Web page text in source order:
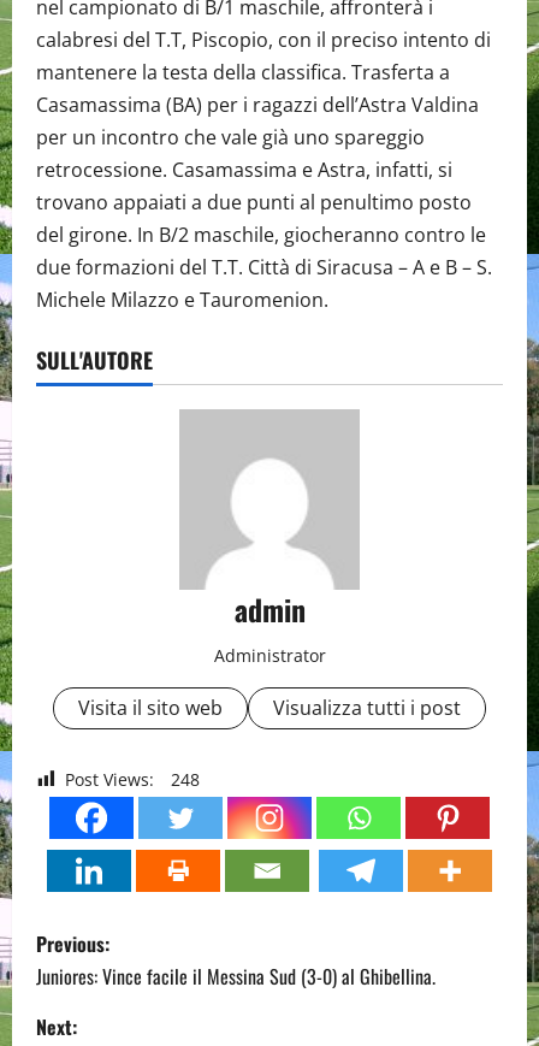
nel campionato di B/1 maschile, affronterà i
calabresi del T.T, Piscopio, con il preciso intento di
mantenere la testa della classifica. Trasferta a
Casamassima (BA) per i ragazzi dell’Astra Valdina
per un incontro che vale già uno spareggio
retrocessione. Casamassima e Astra, infatti, si
trovano appaiati a due punti al penultimo posto
del girone. In B/2 maschile, giocheranno contro le
due formazioni del T.T. Città di Siracusa – A e B – S.
Michele Milazzo e Tauromenion.
SULL'AUTORE
admin
Administrator
Visita il sito web Visualizza tutti i post
Post Views: 248
P
o
s
Previous:
Juniores: Vince facile il Messina Sud (3-0) al Ghibellina.
Next: